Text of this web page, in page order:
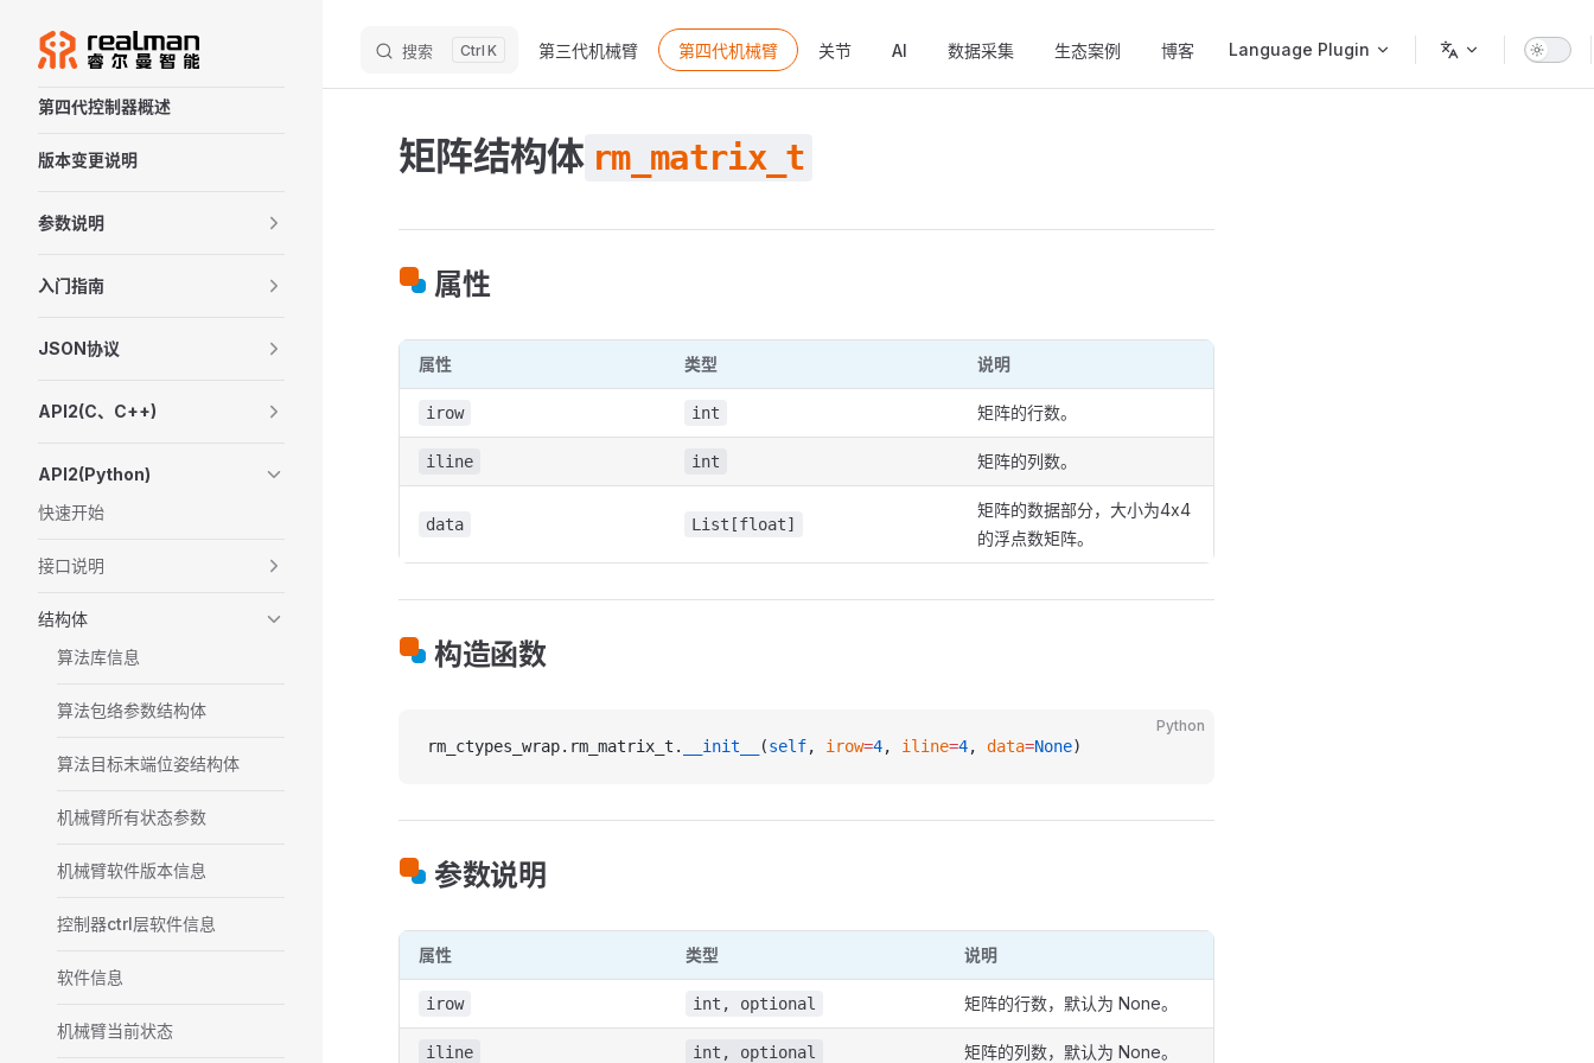
Skip to content
搜索 K 第三代机械臂 第四代机械臂 关节 AI 数据采集 生态案例 博客 Language Plugin
第四代控制器概述
版本变更说明
参数说明
入门指南
JSON协议
API2(C、C++)
API2(Python)
快速开始
接口说明
结构体
算法库信息
算法包络参数结构体
算法目标末端位姿结构体
机械臂所有状态参数
机械臂软件版本信息
控制器ctrl层软件信息
软件信息
机械臂当前状态
矩阵结构体 rm_matrix_t
属性
属性 类型 说明
irow int 矩阵的行数。
iline int 矩阵的列数。
data List[float]
矩阵的数据部分，大小为4x4
的浮点数矩阵。
构造函数
Python
rm_ctypes_wrap.rm_matrix_t. __init__ (self, irow=4, iline=4, data=None)
参数说明
属性 类型 说明
irow int, optional 矩阵的行数，默认为 None。
iline int, optional 矩阵的列数，默认为 None。